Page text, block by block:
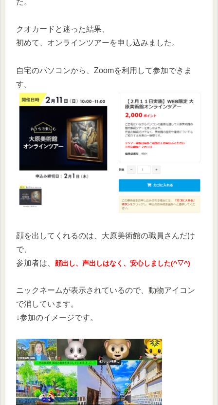
クオカードと迷った結果、
初めて、オンラインツアーを申し込みました。
自宅のパソコンから、Zoomを利用して参加できま
す。
顔を出してくれるのは、大原美術館の職員さんだけ
で、
参加者は、 顔出し、声出しはなく、安心しました(^▽^)
ニックネームが表示されているので、動物アイコン
で消しています。
↓参加のイメージです。